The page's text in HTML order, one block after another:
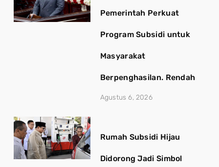
Pemerintah Perkuat
Program Subsidi untuk
Masyarakat
Berpenghasilan. Rendah
Agustus 6, 2026
Rumah Subsidi Hijau
Didorong Jadi Simbol